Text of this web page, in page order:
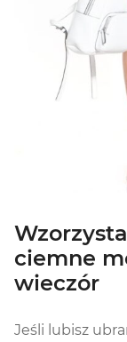
ciemne
wieczór
Jeśli lubisz